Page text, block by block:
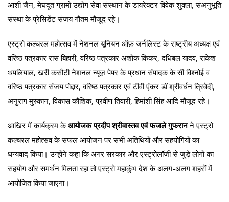
आशी जैन, मेघदूत ग्रामो उद्योग सेवा संस्थान के डायरेक्टर विवेक शुक्ला, संअनुभूति
संस्था के प्रेसिडेंट संजय गौतम मौजूद रहे।
एस्ट्रो कल्चरल महोत्सव में नेशनल यूनियन ऑफ़ जर्नलिस्ट के राष्ट्रीय अध्यक्ष एवं
वरिष्ठ पत्रकार रास बिहारी, वरिष्ठ पत्रकार अशोक किंकर, दधिबल यादव, राकेश
थपलियाल, खरी कसौटी नेशनल न्यूज़ पेपर के प्रधान संपादक के सी विश्नोई व
वरिष्ठ पत्रकार संजय पोद्दार, वरिष्ठ पत्रकार एवं टीवी एंकर डॉ श्रीवर्धन त्रिवेदी,
अनुराग मुस्कान, विकास कौशिक, प्रवीण तिवारी, हिमांशी सिंह आदि मौजूद रहे।
आखिर में कार्यक्रम केआयोजक प्रदीप श्रीवास्तव एवं फजले गुफरानने एस्ट्रो
कल्चरल महोत्सव के सफल आयोजन पर सभी अतिथियों और सहयोगियों का
धन्यवाद किया। उन्होंने कहा कि अगर सरकार और एस्ट्रोलॉजी से जुड़े लोगों का
सहयोग और समर्थन मिलता रहा तो एस्ट्रो महाकुंभ देश के अलग-अलग शहरों में
आयोजित किया जाएगा।